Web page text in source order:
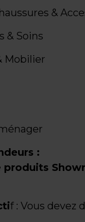
&
& Soins
Mobilier
:
produits
f : Vous devez